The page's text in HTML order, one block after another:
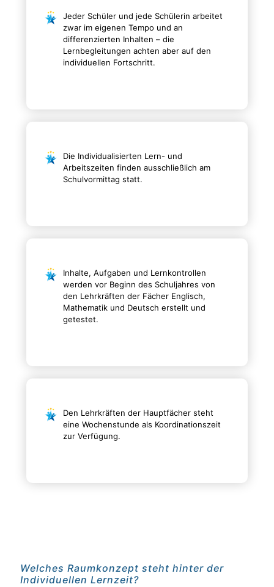
Jeder Schüler und jede Schülerin arbeitet
zwar im eigenen Tempo und an
differenzierten Inhalten – die
Lernbegleitungen achten aber auf den
individuellen Fortschritt.
Die Individualisierten Lern- und
Arbeitszeiten finden ausschließlich am
Schulvormittag statt.
Inhalte, Aufgaben und Lernkontrollen
werden vor Beginn des Schuljahres von
den Lehrkräften der Fächer Englisch,
Mathematik und Deutsch erstellt und
getestet.
Den Lehrkräften der Hauptfächer steht
eine Wochenstunde als Koordinationszeit
zur Verfügung.
Welches Raumkonzept steht hinter der
Individuellen Lernzeit?